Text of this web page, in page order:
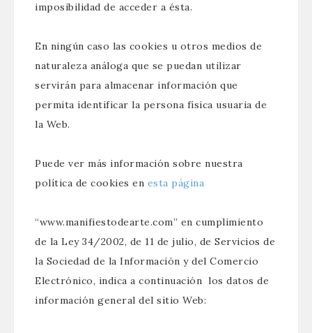
imposibilidad de acceder a ésta.
En ningún caso las cookies u otros medios de
naturaleza análoga que se puedan utilizar
servirán para almacenar información que
permita identificar la persona física usuaria de
la Web.
Puede ver más información sobre nuestra
política de cookies en esta página
“www.manifiestodearte.com” en cumplimiento
de la Ley 34/2002, de 11 de julio, de Servicios de
la Sociedad de la Información y del Comercio
Electrónico, indica a continuación los datos de
información general del sitio Web: